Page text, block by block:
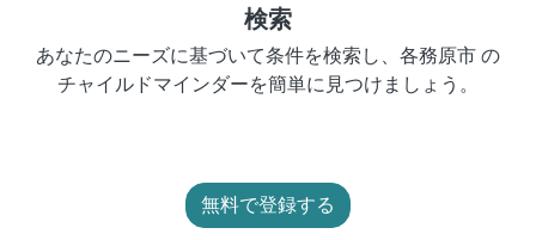
検索
あなたのニーズに基づいて条件を検索し、各務原市 の
チャイルドマインダーを簡単に見つけましょう。
無料で登録する